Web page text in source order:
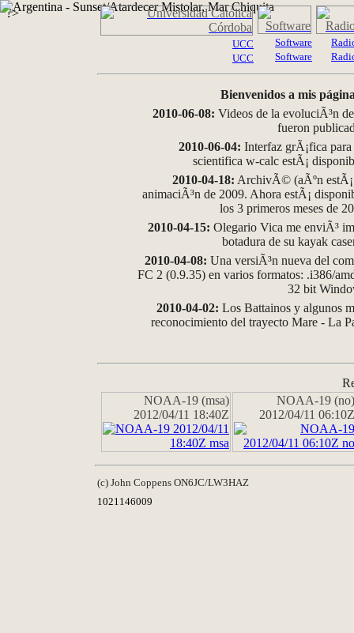
?>
UCC
UCC
Software
Software
Bienvenidos a mis
2010-06-08: Videos de la evoluciÃ³n
fueron
2010-06-04: Interfaz grÃ¡fica
scientifica w-calc estÃ¡
2010-04-18: ArchivÃ© (aÃºn
animaciÃ³n de 2009. Ahora estÃ¡
los 3 primeros meses de
2010-04-15: Olegario Vica me enviÃ³
botadura de su kayak
2010-04-08: Una versiÃ³n nueva del
FC 2 (0.9.35) en varios formatos: .i386/
32 bit
2010-04-02: Los Battainos y algunos
reconocimiento del trayecto Mare - La
NOAA-19 (msa)
2012/04/11 18:40Z
NOAA-19 (no)
2012/04/11 06:10Z
(c) John Coppens ON6JC/LW3HAZ
1021146009